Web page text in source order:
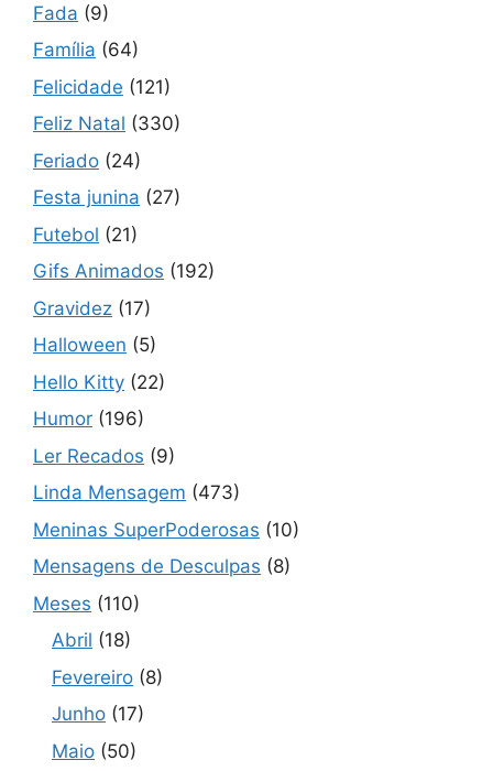
Fada (9)
Família (64)
Felicidade (121)
Feliz Natal (330)
Feriado (24)
Festa junina (27)
Futebol (21)
Gifs Animados (192)
Gravidez (17)
Halloween (5)
Hello Kitty (22)
Humor (196)
Ler Recados (9)
Linda Mensagem (473)
Meninas SuperPoderosas (10)
Mensagens de Desculpas (8)
Meses (110)
Abril (18)
Fevereiro (8)
Junho (17)
Maio (50)